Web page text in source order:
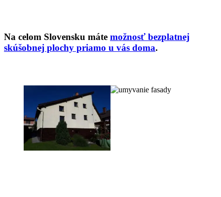
Na celom Slovensku máte možnosť bezplatnej
skúšobnej plochy priamo u vás doma.